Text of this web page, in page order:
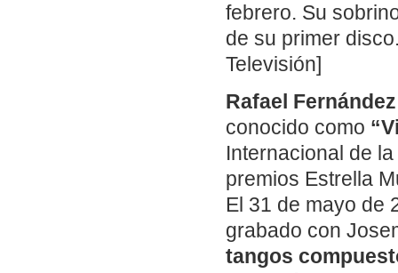
febrero. Su
de su primer
Televisión]
Rafael
conocido como
Internacional de
premios Estrella
El 31 de mayo de
grabado con
tangos